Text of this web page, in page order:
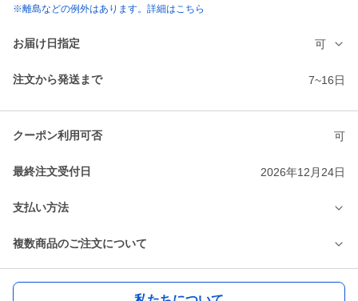
※離島などの例外はあります。詳細はこちら
お届け日指定 可
注文から発送まで 7~16日
クーポン利用可否 可
最終注文受付日 2026年12月24日
支払い方法
複数商品のご注文について